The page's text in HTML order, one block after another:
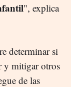
", explica
determinar si
y mitigar otros
de las